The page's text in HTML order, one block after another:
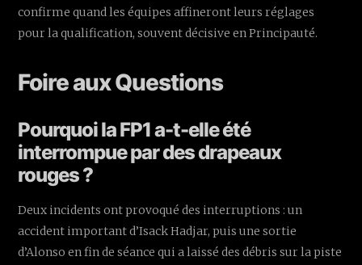
confirme quand les équipes affineront leurs réglages
pour la qualification, souvent décisive en Principauté.
Foire aux Questions
Pourquoi la FP1 a-t-elle été
interrompue par des drapeaux
rouges ?
Deux incidents ont provoqué des interruptions : un
accident important d’Isack Hadjar, puis une sortie
d’Alonso en fin de séance qui a laissé des débris sur la piste